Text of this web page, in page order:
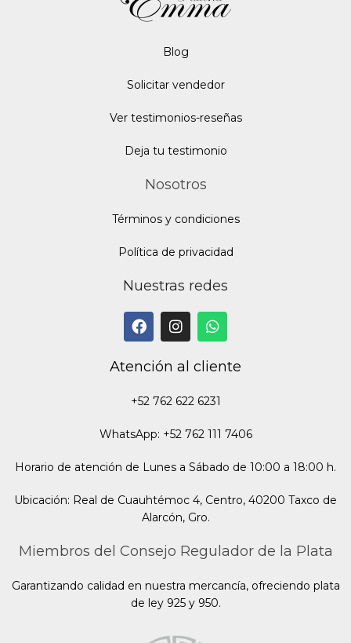
Blog
Solicitar vendedor
Ver testimonios-reseñas
Deja tu testimonio
Nosotros
Términos y condiciones
Política de privacidad
Nuestras redes
Atención al cliente
+52 762 622 6231
WhatsApp: +52 762 111 7406
Horario de atención de Lunes a Sábado de 10:00 a 18:00 h.
Ubicación: Real de Cuauhtémoc 4, Centro, 40200 Taxco de
Alarcón, Gro.
Miembros del Consejo Regulador de la Plata
Garantizando calidad en nuestra mercancía, ofreciendo plata
de ley 925 y 950.